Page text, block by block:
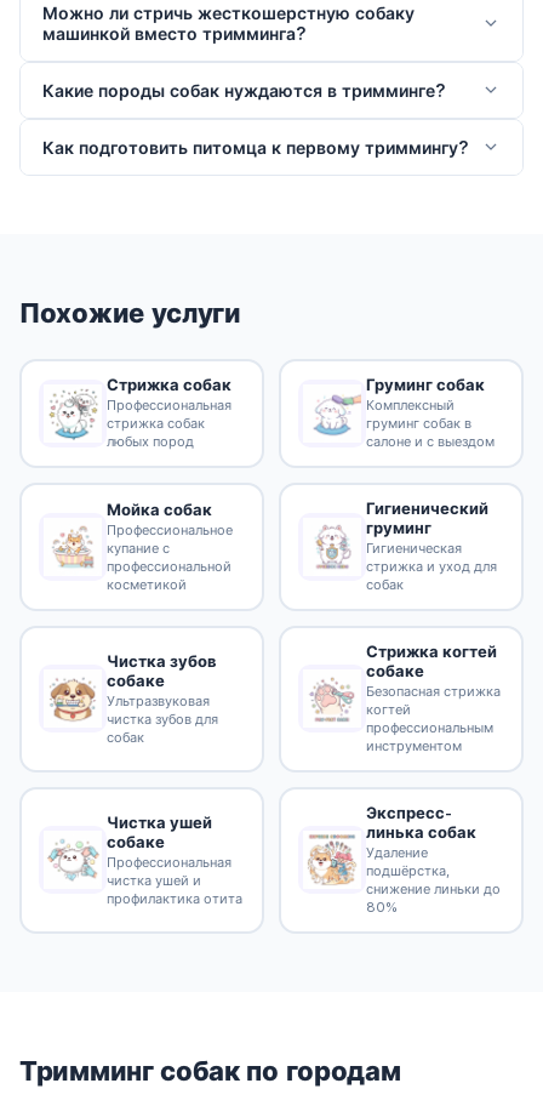
Можно ли стричь жесткошерстную собаку
машинкой вместо тримминга?
Какие породы собак нуждаются в тримминге?
Как подготовить питомца к первому триммингу?
Похожие услуги
Стрижка собак
Профессиональная
стрижка собак
любых пород
Груминг собак
Комплексный
груминг собак в
салоне и с выездом
Мойка собак
Профессиональное
купание с
профессиональной
косметикой
Гигиенический
груминг
Гигиеническая
стрижка и уход для
собак
Чистка зубов
собаке
Ультразвуковая
чистка зубов для
собак
Стрижка когтей
собаке
Безопасная стрижка
когтей
профессиональным
инструментом
Чистка ушей
собаке
Профессиональная
чистка ушей и
профилактика отита
Экспресс-
линька собак
Удаление
подшёрстка,
снижение линьки до
80%
Тримминг собак по городам